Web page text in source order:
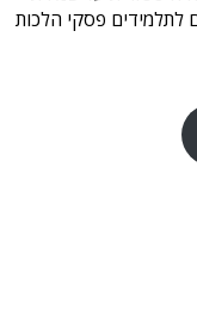
פסקי הלכות